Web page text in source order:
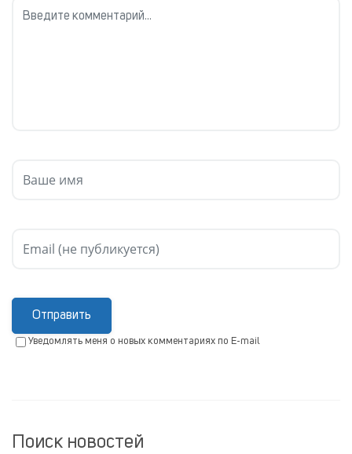
Отправить
Уведомлять меня о новых комментариях по E-mail
Поиск новостей